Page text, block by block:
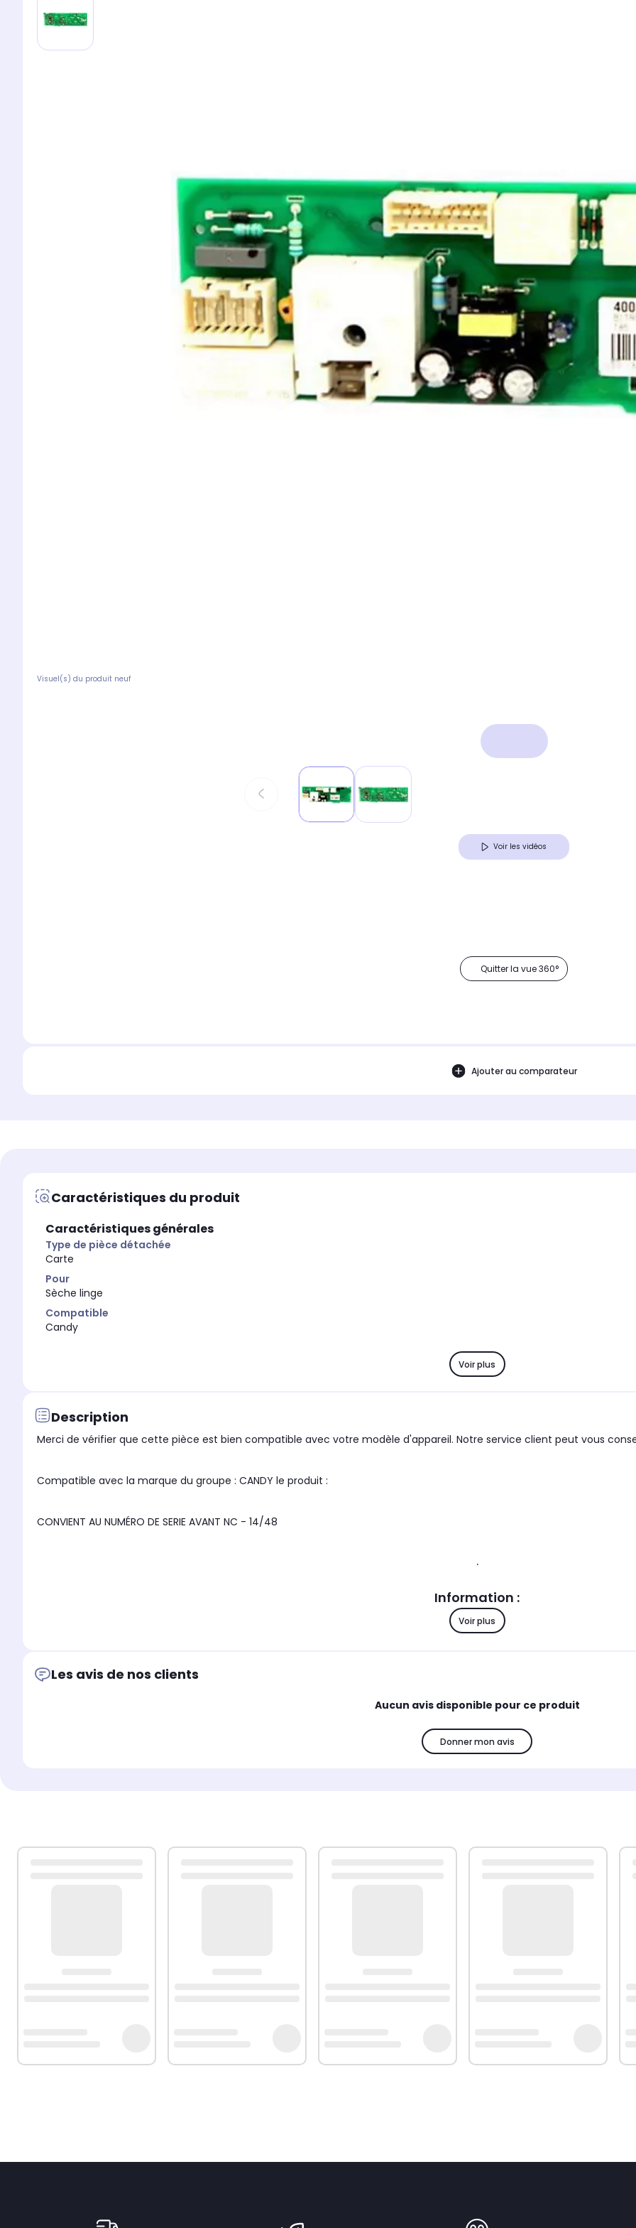
Visuel(s) du produit neuf
Voir les vidéos
Quitter la vue 360°
Ajouter au comparateur
Caractéristiques du produit
Caractéristiques générales
Type de pièce détachée
Carte
Pour
Sèche linge
Compatible
Candy
Voir plus
Description
Merci de vérifier que cette pièce est bien compatible avec votre modèle d'appareil. Notre service client peut vous
Compatible avec la marque du groupe : CANDY le produit :
CONVIENT AU NUMÉRO DE SERIE AVANT NC - 14/48
.
Information :
Compatibilité :
Voir plus
Les avis de nos clients
Aucun avis disponible pour ce produit
Donner mon avis